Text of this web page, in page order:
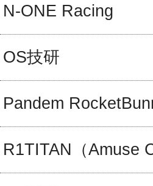
N-ONE Racing
OS技研
Pandem
R1TITAN（Amuse